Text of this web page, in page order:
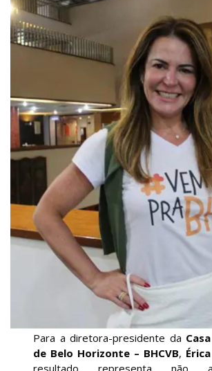
Para a diretora-presidente da
de Belo Horizonte – BHCVB,
resultado representa não